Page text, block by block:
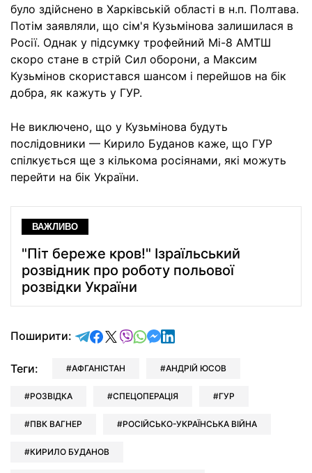
було здійснено в Харківській області в н.п. Полтава.
Потім заявляли, що сім'я Кузьмінова залишилася в
Росії. Однак у підсумку трофейний Мі-8 АМТШ
скоро стане в стрій Сил оборони, а Максим
Кузьмінов скористався шансом і перейшов на бік
добра, як кажуть у ГУР.
Не виключено, що у Кузьмінова будуть
послідовники — Кирило Буданов каже, що ГУР
спілкується ще з кількома росіянами, які можуть
перейти на бік України.
ВАЖЛИВО
"Піт береже кров!" Ізраїльський
розвідник про роботу польової
розвідки України
Поширити: відправити у Telegram
поділитись у Facebook
поділитись у X
відправити у Viber
відправити у Whatsapp
відправити у Messenger
відправити у LinkedIn
Теги: АФГАНІСТАН АНДРІЙ ЮСОВ
РОЗВІДКА СПЕЦОПЕРАЦІЯ ГУР
ПВК ВАГНЕР РОСІЙСЬКО-УКРАЇНСЬКА ВІЙНА
КИРИЛО БУДАНОВ